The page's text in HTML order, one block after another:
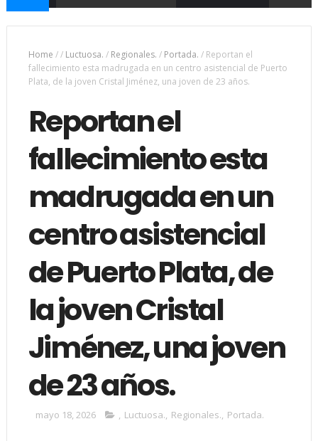
Home // Luctuosa. / Regionales. / Portada. / Reportan el
fallecimiento esta madrugada en un centro asistencial de Puerto
Plata, de la joven Cristal Jiménez, una joven de 23 años.
Reportan el
fallecimiento esta
madrugada en un
centro asistencial
de Puerto Plata, de
la joven Cristal
Jiménez, una joven
de 23 años.
mayo 18, 2026 , Luctuosa., Regionales., Portada.